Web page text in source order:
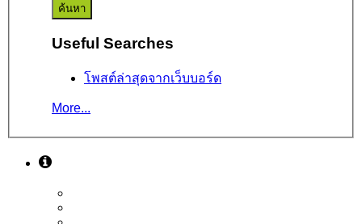
Useful Searches
โพสต์ล่าสุดจากเว็บบอร์ด
More...